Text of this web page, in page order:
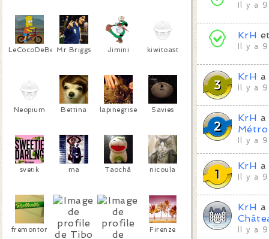
LeCocoDeBelleville
Mr Briggs Jimini kiwitoast
Neopium Bettina lapinegrise Savies
svetik ma Taochâ nicoula
fremontor
Firenze
Il y a
KrH
Il y a
KrH a
Il y a
KrH a
Il y a
KrH a
Il y a
KrH a
Il y a